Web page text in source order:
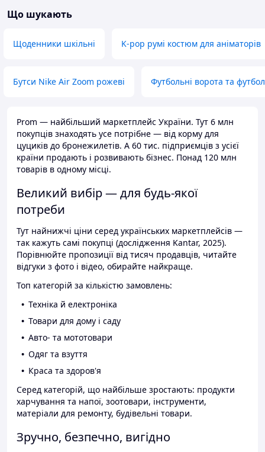
Що шукають
Щоденники шкільні K-pop румі костюм для аніматорів
Бутси Nike Air Zoom рожеві Футбольні ворота та
Prom — найбільший маркетплейс України. Тут 6 млн
покупців знаходять усе потрібне — від корму для
цуциків до бронежилетів. А 60 тис. підприємців з усієї
країни продають і розвивають бізнес. Понад 120 млн
товарів в одному місці.
Великий вибір — для будь-якої
потреби
Тут найнижчі ціни серед українських маркетплейсів —
так кажуть самі покупці (дослідження Kantar, 2025).
Порівнюйте пропозиції від тисяч продавців, читайте
відгуки з фото і відео, обирайте найкраще.
Топ категорій за кількістю замовлень:
Техніка й електроніка
Товари для дому і саду
Авто- та мототовари
Одяг та взуття
Краса та здоров'я
Серед категорій, що найбільше зростають: продукти
харчування та напої, зоотовари, інструменти,
матеріали для ремонту, будівельні товари.
Зручно, безпечно, вигідно